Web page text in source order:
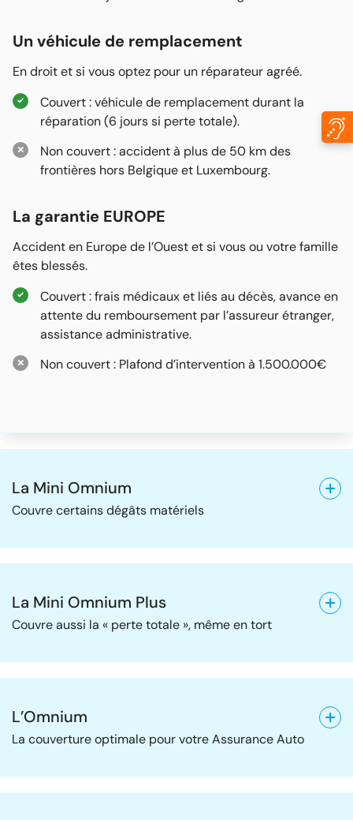
Un véhicule de remplacement
En droit et si vous optez pour un réparateur agréé.
Couvert : véhicule de remplacement durant la
réparation (6 jours si perte totale).
Non couvert : accident à plus de 50 km des
frontières hors Belgique et Luxembourg.
La garantie EUROPE
Accident en Europe de l’Ouest et si vous ou votre famille
êtes blessés.
Couvert : frais médicaux et liés au décès, avance en
attente du remboursement par l’assureur étranger,
assistance administrative.
Non couvert : Plafond d’intervention à 1.500.000€
La Mini Omnium
Couvre certains dégâts matériels
La Mini Omnium Plus
Couvre aussi la « perte totale », même en tort
L’Omnium
La couverture optimale pour votre Assurance Auto